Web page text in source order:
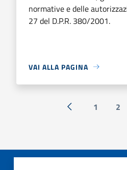
normative e delle
27 del D.P.R. 380/2001.
VAI ALLA PAGINA
« Precedente
1 2